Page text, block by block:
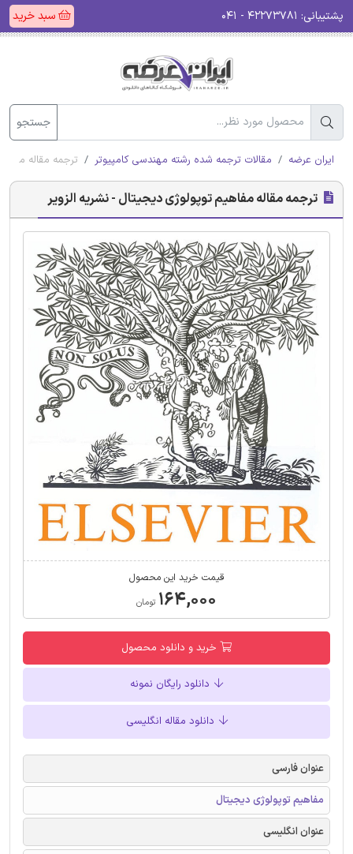
پشتیبانی: سبد خرید
جستجو
ایران عرضه مقالات ترجمه شده رشته مهندسی کامپیوتر ترجمه مقاله
ترجمه مقاله مفاهیم توپولوژی دیجیتال - نشریه الزویر
قیمت خرید این محصول
۱۶۴,۰۰۰ تومان
خرید و دانلود محصول
دانلود رایگان نمونه
دانلود مقاله انگلیسی
عنوان فارسی
مفاهیم توپولوژی دیجیتال
عنوان انگلیسی